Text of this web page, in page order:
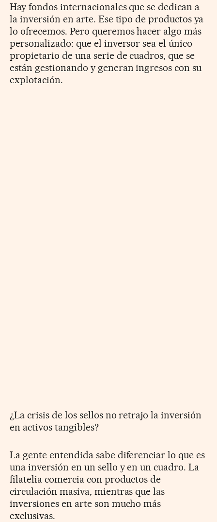
Hay fondos internacionales que se dedican a
la inversión en arte. Ese tipo de productos ya
lo ofrecemos. Pero queremos hacer algo más
personalizado: que el inversor sea el único
propietario de una serie de cuadros, que se
están gestionando y generan ingresos con su
explotación.
¿La crisis de los sellos no retrajo la inversión
en activos tangibles?
La gente entendida sabe diferenciar lo que es
una inversión en un sello y en un cuadro. La
filatelia comercia con productos de
circulación masiva, mientras que las
inversiones en arte son mucho más
exclusivas.